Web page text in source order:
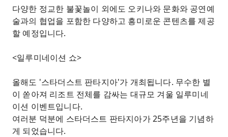
다양한 정교한 불꽃놀이 외에도 오키나와 문화와 공연예
술과의 협업을 포함한 다양하고 흥미로운 콘텐츠를 제공
할 예정입니다.
<일루미네이션 쇼>
올해도 '스타더스트 판타지아'가 개최됩니다. 무수한 별
이 쏟아져 리조트 전체를 감싸는 대규모 겨울 일루미네
이션 이벤트입니다.
여러분 덕분에 스타더스트 판타지아가 25주년을 기념하
게 되었습니다.